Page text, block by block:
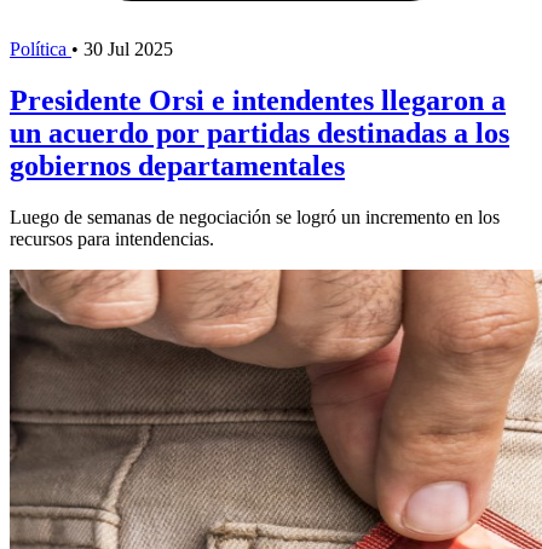
Política • 30 Jul 2025
Presidente Orsi e intendentes llegaron a
un acuerdo por partidas destinadas a los
gobiernos departamentales
Luego de semanas de negociación se logró un incremento en los
recursos para intendencias.